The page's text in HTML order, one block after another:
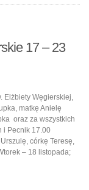
17 – 23
Elżbiety Węgierskiej,
matkę Anielę
oraz za wszystkich
i Pecnik 17.00
córkę Teresę,
– 18 listopada;